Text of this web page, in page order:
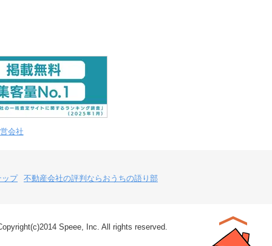
会社
ップ 不動産会社の評判ならおうちの語り部
Speee, Inc. All rights reserved.